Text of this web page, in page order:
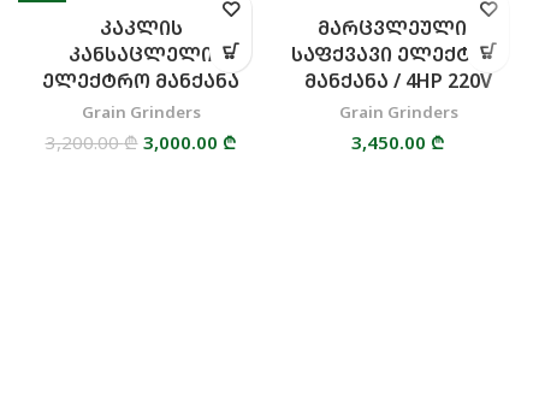
-6%
ᲙᲐᲙᲚᲘᲡ
ᲙᲐᲜᲡᲐᲪᲚᲔᲚᲘ
ᲔᲚᲔᲥᲢᲠᲝ ᲛᲐᲜᲥᲐᲜᲐ
Grain Grinders
3,200.00₾ Original price
3,000.00 ₾
ᲛᲐᲠᲪᲕᲚᲔᲣᲚᲘᲡ
ᲡᲐᲤᲥᲕᲐᲕᲘ ᲔᲚᲔᲥᲢᲠᲝ
ᲛᲐᲜᲥᲐᲜᲐ / 4HP 220V
Grain Grinders
3,450.00 ₾